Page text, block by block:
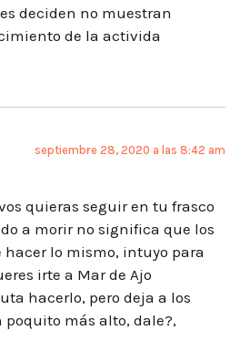
deciden no muestran
de la activida
septiembre 28, 2020 a las 8:42 am
quieras seguir en tu frasco
a morir no significa que los
lo mismo, intuyo para
irte a Mar de Ajo
hacerlo, pero deja a los
más alto, dale?,